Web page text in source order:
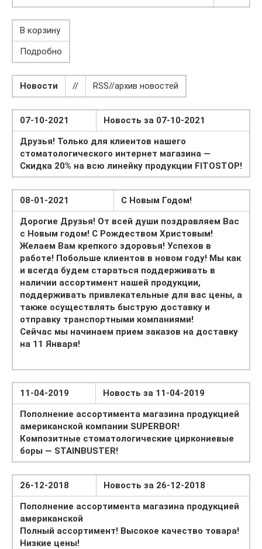
В корзину
Подробно
Новости // RSS//архив новостей
07-10-2021
Новость за 07-10-2021
Друзья! Только для клиентов нашего
стоматологического интернет магазина —
Скидка 20% на всю линейку продукции FITOSTOP!
08-01-2021
С Новым Годом!
Дорогие Друзья! От всей души поздравляем Вас
с Новым годом! С Рождеством Христовым!
Желаем Вам крепкого здоровья! Успехов в
работе! Побольше клиентов в новом году! Мы как
и всегда будем стараться поддерживать в
наличии ассортимент нашей продукции,
поддерживать привлекательные для вас цены, а
также осуществлять быструю доставку и
отправку транспортными компаниями!
Сейчас мы начинаем прием заказов на доставку
на 11 Января!
11-04-2019
Новость за 11-04-2019
Пополнение ассортимента магазина продукцией
американской компании SUPERBOR!
Композитные стоматологические циркониевые
боры — STAINBUSTER!
26-12-2018
Новость за 26-12-2018
Пополнение ассортимента магазина продукцией
американской
Полный ассортимент! Высокое качество товара!
Низкие цены!